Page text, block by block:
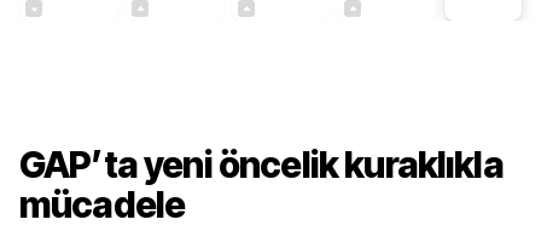
GAP’ta yeni öncelik kuraklıkla
mücadele